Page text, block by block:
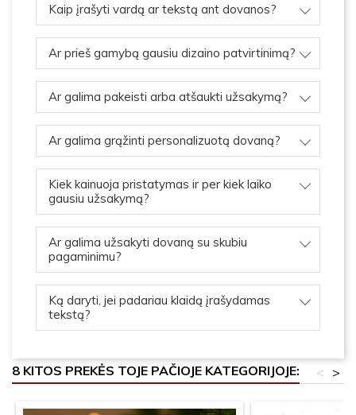
Kaip įrašyti vardą ar tekstą ant dovanos?
Ar prieš gamybą gausiu dizaino patvirtinimą?
Ar galima pakeisti arba atšaukti užsakymą?
Ar galima grąžinti personalizuotą dovaną?
Kiek kainuoja pristatymas ir per kiek laiko
gausiu užsakymą?
Ar galima užsakyti dovaną su skubiu
pagaminimu?
Ką daryti, jei padariau klaidą įrašydamas
tekstą?
8 KITOS PREKĖS TOJE PAČIOJE KATEGORIJOJE: >
<